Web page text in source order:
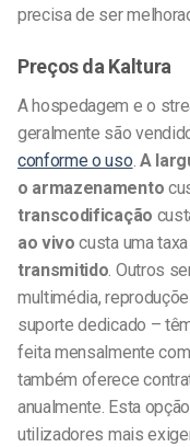
precisa de ser
Preços da Kaltura
A hospedagem e o
geralmente são
conforme o uso. A
o armazenamento
transcodificação
ao vivo custa uma
transmitido. Outros
multimédia,
suporte dedicado –
feita mensalmente
também oferece
anualmente. Esta
utilizadores mais